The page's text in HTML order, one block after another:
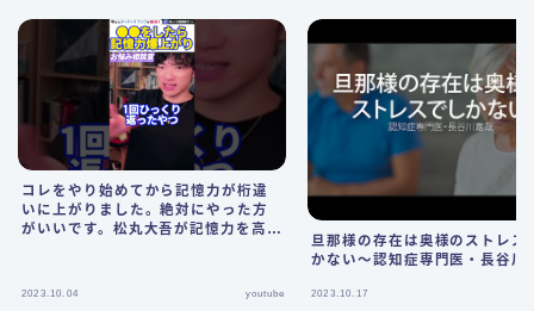
コレをやり始めてから記憶力が桁違
いに上がりました。絶対にやった方
がいいです。松丸大吾が記憶力を高め
2023.10.04 youtube
旦那様の存在は奥様のストレス
かない〜認知症専門医・長谷川
2023.10.17